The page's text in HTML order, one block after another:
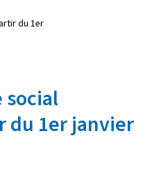
du 1er
social
du 1er janvier